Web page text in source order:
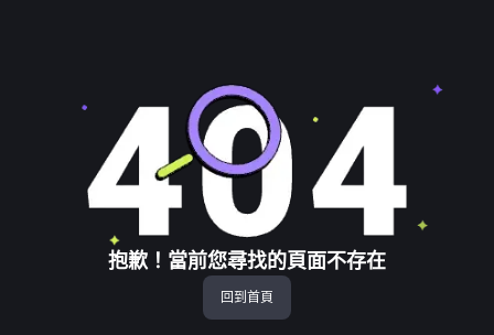
抱歉！當前您尋找的頁面不存在
回到首頁